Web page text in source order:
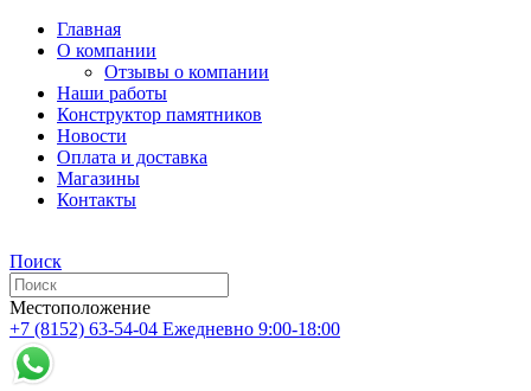
Главная
О компании
Отзывы о компании
Наши работы
Конструктор памятников
Новости
Оплата и доставка
Магазины
Контакты
Поиск
Местоположение
+7 (8152) 63-54-04 Ежедневно 9:00-18:00